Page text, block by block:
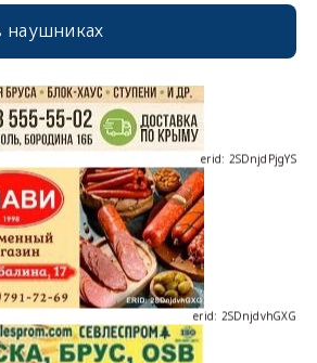
наушниках
erid: 2SDnjdPjgYS
erid: 2SDnjdvhGXG